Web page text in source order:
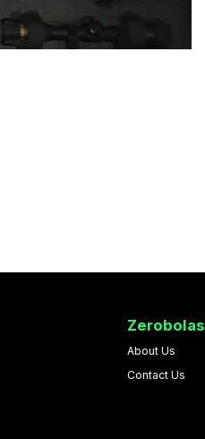
Zerobolas
About Us
Contact Us